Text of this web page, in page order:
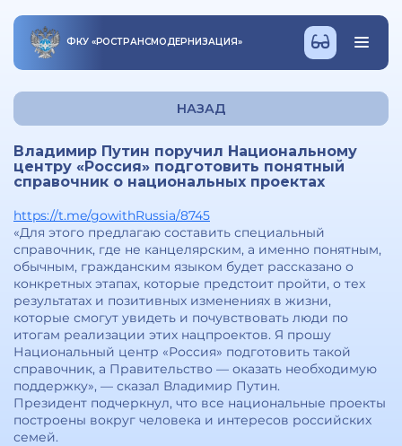
ФКУ «РОСТРАНСМОДЕРНИЗАЦИЯ»
НАЗАД
Владимир Путин поручил Национальному
центру «Россия» подготовить понятный
справочник о национальных проектах
https://t.me/gowithRussia/8745
«Для этого предлагаю составить специальный
справочник, где не канцелярским, а именно понятным,
обычным, гражданским языком будет рассказано о
конкретных этапах, которые предстоит пройти, о тех
результатах и позитивных изменениях в жизни,
которые смогут увидеть и почувствовать люди по
итогам реализации этих нацпроектов. Я прошу
Национальный центр «Россия» подготовить такой
справочник, а Правительство — оказать необходимую
поддержку», — сказал Владимир Путин.
Президент подчеркнул, что все национальные проекты
построены вокруг человека и интересов российских
семей.